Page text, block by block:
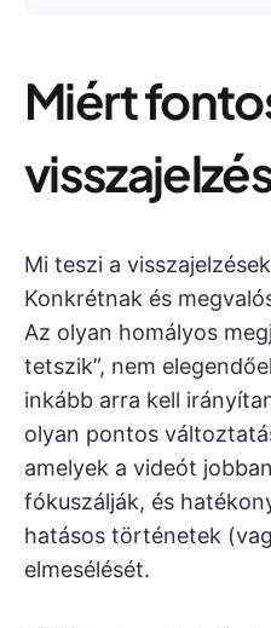
Miért
Mi teszi a
Konkrétnak és
Az olyan homályos
tetszik”, nem
inkább arra kell
olyan pontos
amelyek a videót
fókuszálják, és
hatásos történetek
elmesélését.